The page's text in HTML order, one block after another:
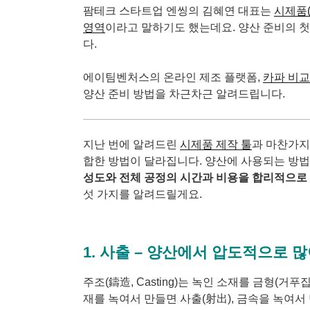
팜테크 스타트업 엔씽의 김혜연 대표는 시제품
영역이라고 말하기도 했는데요. 양산 준비의
다.
에이팀벤처스의 온라인 제조 플랫폼, 카파 비
양산 준비 방법을 차근차근 알려드립니다.
지난 번에 알려드린 시제품 제작 툴과 마찬가
합한 방법이 달라집니다. 양산에 사용되는 방
성도와 전체 공정의 시간과 비용을 합리적으로
섯 가지를 알려드릴게요.
1. 사출 – 양산에서 압도적으로
주조(鑄造, Casting)는 녹인 소재를 금형(거푸
재를 녹여서 만들면 사출(射出), 금속을 녹여